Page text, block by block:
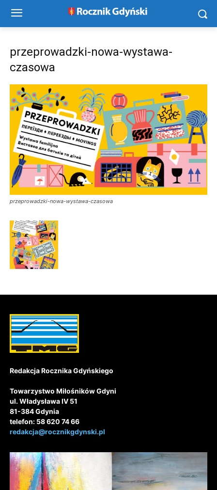
przeprowadzki-nowa-wystawa-
czasowa
przeprowadzki-nowa-wystawa-czasowa
Redakcja Rocznika Gdyńskiego
Towarzystwo Miłośników Gdyni
ul. Władysława IV 51
81-384 Gdynia
telefon: 58 620 74 66
redakcja@rocznikgdynski.pl